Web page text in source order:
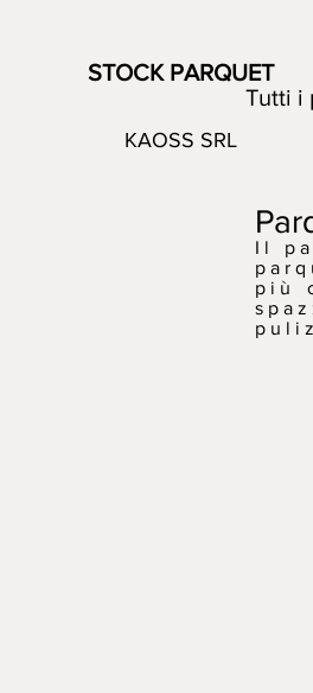
Tutti i
STOCK PARQUET
KAOSS SRL
Il
più